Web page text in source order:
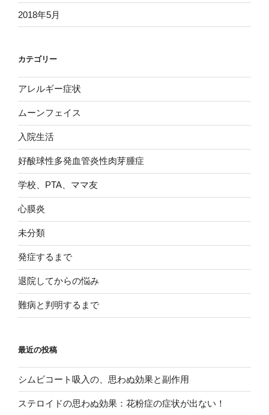
2018年5月
カテゴリー
アレルギー症状
ムーンフェイス
入院生活
好酸球性多発血管炎性肉芽腫症
学校、PTA、ママ友
心膜炎
未分類
発症するまで
退院してからの悩み
難病と判明するまで
最近の投稿
シムビコート吸入の、思わぬ効果と副作用
ステロイドの思わぬ効果：花粉症の症状が出ない！